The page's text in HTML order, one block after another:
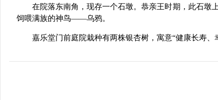
在院落东南角，现存一个石墩。恭亲王时期，此石墩
饲喂满族的神鸟——乌鸦。
嘉乐堂门前庭院栽种有两株银杏树，寓意“健康长寿